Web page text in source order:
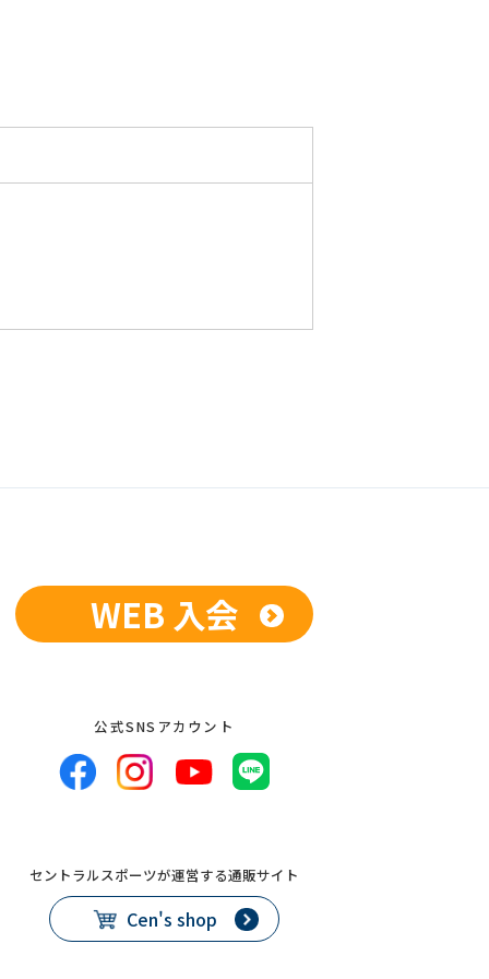
WEB 入会
公式SNSアカウント
セントラルスポーツが運営する通販サイト
Cen's shop